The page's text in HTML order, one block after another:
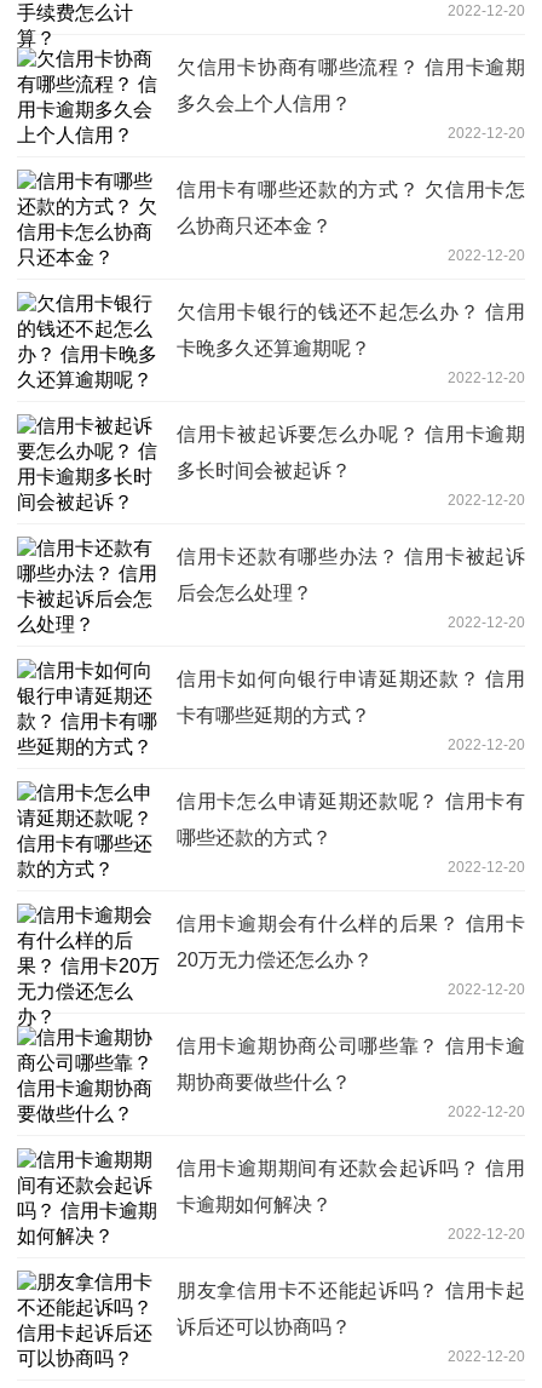
2022-12-20
欠信用卡协商有哪些流程？ 信用卡逾期
多久会上个人信用？
2022-12-20
信用卡有哪些还款的方式？ 欠信用卡怎
么协商只还本金？
2022-12-20
欠信用卡银行的钱还不起怎么办？ 信用
卡晚多久还算逾期呢？
2022-12-20
信用卡被起诉要怎么办呢？ 信用卡逾期
多长时间会被起诉？
2022-12-20
信用卡还款有哪些办法？ 信用卡被起诉
后会怎么处理？
2022-12-20
信用卡如何向银行申请延期还款？ 信用
卡有哪些延期的方式？
2022-12-20
信用卡怎么申请延期还款呢？ 信用卡有
哪些还款的方式？
2022-12-20
信用卡逾期会有什么样的后果？ 信用卡
20万无力偿还怎么办？
2022-12-20
信用卡逾期协商公司哪些靠？ 信用卡逾
期协商要做些什么？
2022-12-20
信用卡逾期期间有还款会起诉吗？ 信用
卡逾期如何解决？
2022-12-20
朋友拿信用卡不还能起诉吗？ 信用卡起
诉后还可以协商吗？
2022-12-20